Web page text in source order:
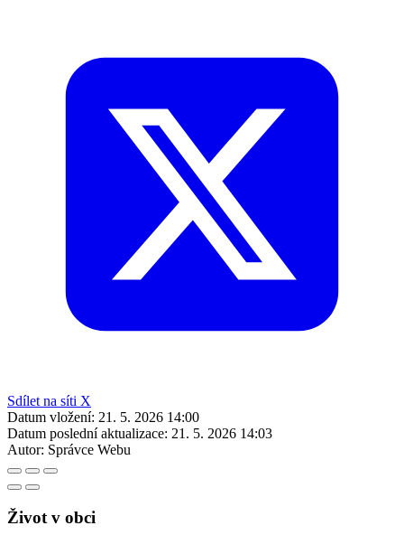
Sdílet na síti X
Datum vložení: 21. 5. 2026 14:00
Datum poslední aktualizace: 21. 5. 2026 14:03
Autor: Správce Webu
Život v obci